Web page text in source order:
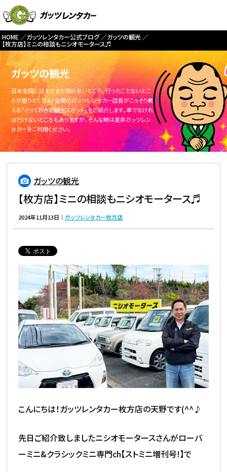
HOME ガッツレンタカー公式ブログ
ガッツの観光
【枚方店】ミニの相談もニシオモータース♬
ガッツの観光
日本全国にはまだまだ知らないところ、行ったことないとこ
ろが盛りだくさん！全国のガッツレンタカー店長がこっそり教
える「とっておきの観光スポット」をご紹介します。車でなけれ
ば行けないところもありますが、そんな時は是非ガッツレン
タカーをご利用ください。
ガッツの観光
【枚方店】ミニの相談もニシオモータース♬
2024年11月13日 ｜ガッツレンタカー枚方店
こんにちは！ガッツレンタカー枚方店の天野です(^^♪
先日ご紹介致しましたニシオモータースさんがローバ
ーミニ&クラシックミニ専門ch【ストミニ増刊号!】で